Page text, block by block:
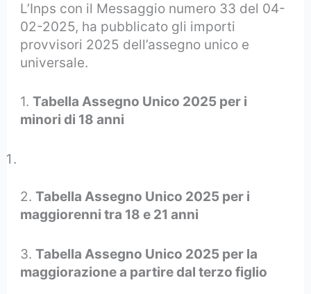
L’Inps con il Messaggio numero 33 del 04-
02-2025, ha pubblicato gli importi
provvisori 2025 dell’assegno unico e
universale.
1.Tabella Assegno Unico 2025 per i
minori di 18 anni
2.Tabella Assegno Unico 2025 per i
maggiorenni tra 18 e 21 anni
3.Tabella Assegno Unico 2025 per la
maggiorazione a partire dal terzo figlio